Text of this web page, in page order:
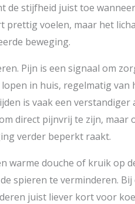
de stijfheid juist toe
prettig voelen, maar het
beweging.
Pijn is een signaal om
in huis, regelmatig van
is vaak een verstandiger
direct pijnvrij te zijn, maar
verder beperkt raakt.
warme douche of kruik op
spieren te verminderen.
juist liever kort voor